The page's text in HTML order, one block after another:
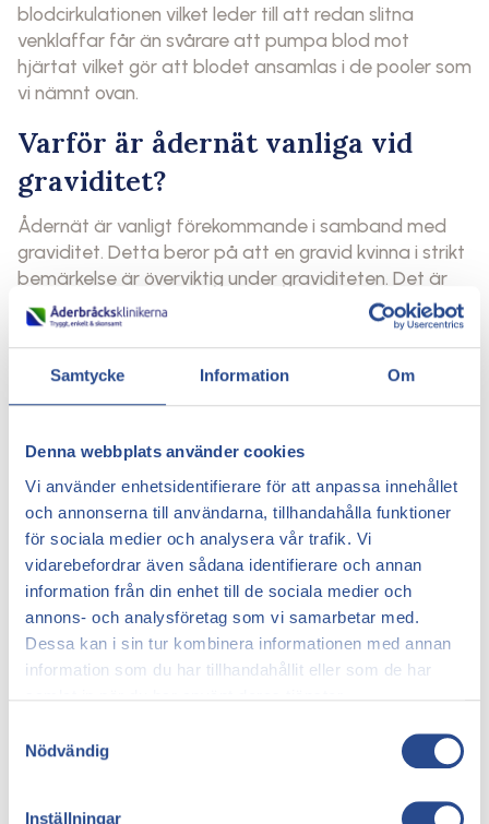
Samtycke Information Om
Denna webbplats använder cookies
Vi använder enhetsidentifierare för att anpassa innehållet
och annonserna till användarna, tillhandahålla funktioner
för sociala medier och analysera vår trafik. Vi
vidarebefordrar även sådana identifierare och annan
information från din enhet till de sociala medier och
annons- och analysföretag som vi samarbetar med.
Dessa kan i sin tur kombinera informationen med annan
information som du har tillhandahållit eller som de har
Nödvändig
Inställningar
blodcirkulationen vilket leder till att redan slitna
venklaffar får än svårare att pumpa blod mot
hjärtat vilket gör att blodet ansamlas i de pooler som
vi nämnt ovan.
Varför är ådernät vanliga vid
graviditet?
Ådernät är vanligt förekommande i samband med
graviditet. Detta beror på att en gravid kvinna i strikt
bemärkelse är överviktig under graviditeten. Det är
inte övervikt som beror på fetma som avses utan
den extra vikt som fostret och fostervattnet medför.
Denna vikt påverkar kroppen på samma sätt som
traditionell övervikt när det gäller blodcirkulationen.
Till detta kommer att det är mer blod som ska
blodomloppet hos en gravid kvinna. Därför är det
mycket vanligt att annars mycket friska kvinnor
drabbas av ådernät i samband med graviditet.
Försvinner ådernäten efter
graviditeten?
Det är vanligt att ådernät försvinner av sig själva
efter att graviditeten avslutats eftersom den
alltid som ådernäten försvinner av sig själva trots att
att kvinnor i samband med graviditet har gått upp i